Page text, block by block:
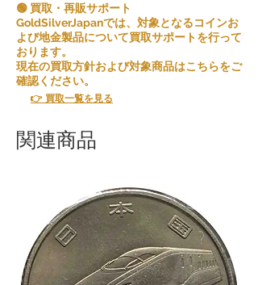
🟢 買取・再販サポート
GoldSilverJapanでは、対象となるコインお
よび地金製品について買取サポートを行って
おります。
現在の買取方針および対象商品はこちらをご
確認ください。
👉 買取一覧を見る
関連商品